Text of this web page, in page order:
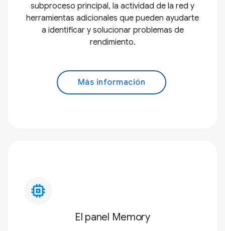
subproceso principal, la actividad de la red y
herramientas adicionales que pueden ayudarte
a identificar y solucionar problemas de
rendimiento.
Más información
memory_alt
El panel Memory